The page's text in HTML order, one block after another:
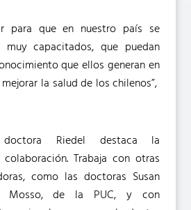
para que en nuestro país se
capacitados, que puedan
que ellos generan en
la salud de los chilenos”,
Riedel destaca la
Trabaja con otras
como las doctoras Susan
Mosso, de la PUC, y con